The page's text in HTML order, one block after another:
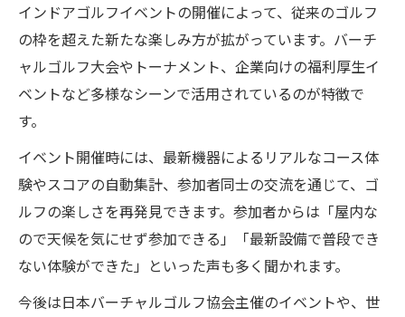
インドアゴルフイベントの開催によって、従来のゴルフ
の枠を超えた新たな楽しみ方が拡がっています。バーチ
ャルゴルフ大会やトーナメント、企業向けの福利厚生イ
ベントなど多様なシーンで活用されているのが特徴で
す。
イベント開催時には、最新機器によるリアルなコース体
験やスコアの自動集計、参加者同士の交流を通じて、ゴ
ルフの楽しさを再発見できます。参加者からは「屋内な
ので天候を気にせず参加できる」「最新設備で普段でき
ない体験ができた」といった声も多く聞かれます。
今後は日本バーチャルゴルフ協会主催のイベントや、世